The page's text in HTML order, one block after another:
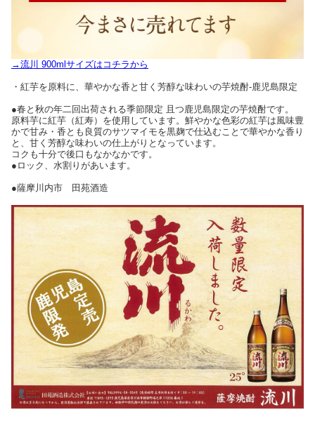
→流川 900mlサイズはコチラから
・紅芋を原料に、華やかな香と甘く芳醇な味わいの芋焼酎-鹿児島限定
●春と秋の年二回出荷される季節限定 且つ鹿児島限定の芋焼酎です。
原料芋に紅芋（紅寿）を使用しています。鮮やかな色彩の紅芋は風味豊
かで甘み・香とも良質のサツマイモを黒麹で仕込むことで華やかな香り
と、甘く芳醇な味わいの仕上がりとなっています。
コクも十分で後口もなかなかです。
●ロック、水割りがあいます。
●薩摩川内市 田苑酒造